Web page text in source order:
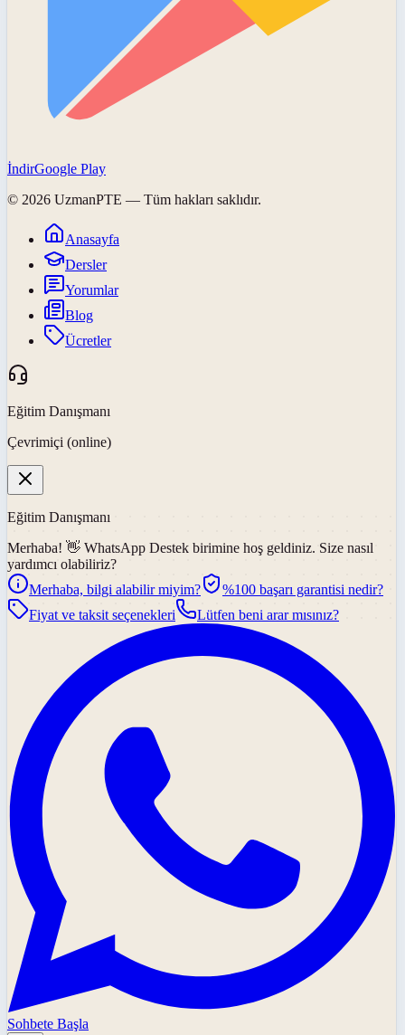
İndirGoogle Play
© 2026 UzmanPTE — Tüm hakları saklıdır.
Anasayfa
Dersler
Yorumlar
Blog
Ücretler
Eğitim Danışmanı
Çevrimiçi (online)
Eğitim Danışmanı
Merhaba! 👋 WhatsApp Destek birimine hoş geldiniz. Size nasıl
yardımcı olabiliriz?
Merhaba, bilgi alabilir miyim?
%100 başarı garantisi nedir?
Fiyat ve taksit seçenekleri
Lütfen beni arar mısınız?
Sohbete Başla